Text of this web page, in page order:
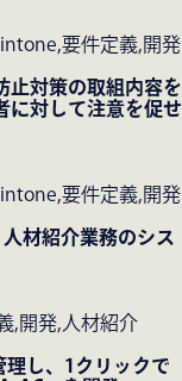
要件定義,開発
止対策の取組内容を
に対して注意を促せ
要件定義,開発
材紹介業務のシス
,開発,人材紹介
し、1クリックで